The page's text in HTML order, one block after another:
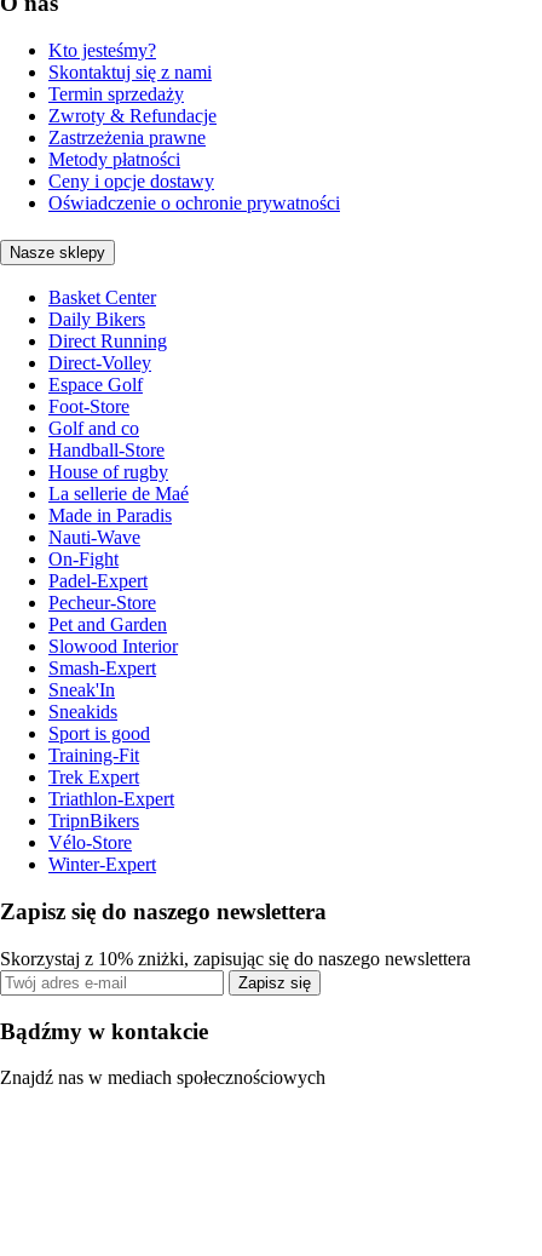
Kto jesteśmy?
Skontaktuj się z nami
Termin sprzedaży
Zwroty & Refundacje
Zastrzeżenia prawne
Metody płatności
Ceny i opcje dostawy
Oświadczenie o ochronie prywatności
Nasze sklepy
Basket Center
Daily Bikers
Direct Running
Direct-Volley
Espace Golf
Foot-Store
Golf and co
Handball-Store
House of rugby
La sellerie de Maé
Made in Paradis
Nauti-Wave
On-Fight
Padel-Expert
Pecheur-Store
Pet and Garden
Slowood Interior
Smash-Expert
Sneak'In
Sneakids
Sport is good
Training-Fit
Trek Expert
Triathlon-Expert
TripnBikers
Vélo-Store
Winter-Expert
Zapisz się do naszego newslettera
Skorzystaj z 10% zniżki, zapisując się do naszego newslettera
Zapisz się
Bądźmy w kontakcie
Znajdź nas w mediach społecznościowych